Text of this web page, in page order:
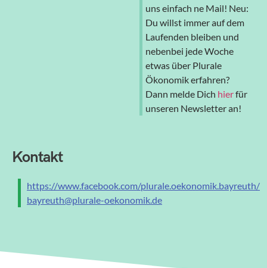
uns einfach ne Mail! Neu:
Du willst immer auf dem
Laufenden bleiben und
nebenbei jede Woche
etwas über Plurale
Ökonomik erfahren?
Dann melde Dich hierfür
unseren Newsletter an!
Kontakt
https://www.facebook.com/plurale.oekonomik.bayreuth/
bayreuth@plurale-oekonomik.de